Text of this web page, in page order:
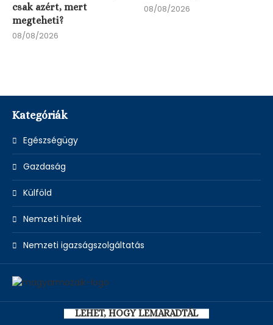
csak azért, mert
megteheti?
08/08/2026
08/08/2026
Kategóriák
Egészségügy
Gazdaság
Külföld
Nemzeti hírek
Nemzeti igazságszolgáltatás
LEHET, HOGY LEMARADTÁL